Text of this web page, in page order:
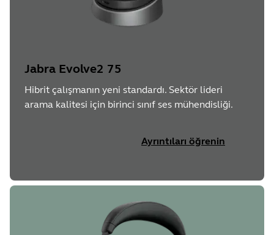
Jabra Evolve2 75
Hibrit çalışmanın yeni standardı. Sektör lideri
arama kalitesi için birinci sınıf ses mühendisliği.
Ayrıntıları öğrenin